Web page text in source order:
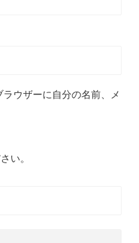
ウザーに自分の名前、メ
い。